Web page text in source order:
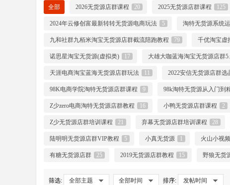
全部 2026无货源店群课程 20 2025无货源店群课程 125
2024年云修创富最新转转无货源电商玩法 5 淘特无货源系统
九和社群九栢米淘宝无货源店群截流陪跑教程 79 千优淘宝虚
诺思星淘宝无货源(虚拟类) 17 大雄大咖蓝海淘宝无货源店群
天涯电商淘宝蓝海无货源店群玩法 11 2022安信无货源店群
98K电商学院淘特无货源店群课程 9 98k淘特无货源从入门到
Z少zero电商淘特无货源店群教程 16 小鸭无货源店群课程 2
Z少无货源店群培训课程 21 弃幕无货源店群培训课程 28
陆明明无货源店群VIP教程 5 小真无货源 1 火山小视
有糖无货源店群 25 2019无货源店群教程 15 野狼无货
筛选: 全部主题 全部时间 排序: 发帖时间